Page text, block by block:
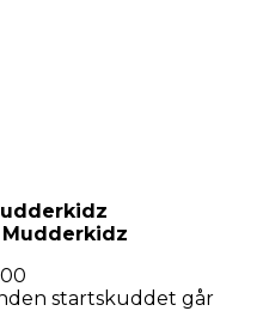
Mudderkidz
startskuddet går